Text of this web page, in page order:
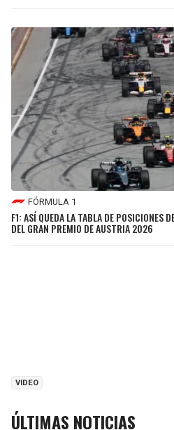
FÓRMULA 1
F1: ASÍ QUEDA LA TABLA DE POSICIONES
DEL GRAN PREMIO DE AUSTRIA 2026
VIDEO
ÚLTIMAS NOTICIAS